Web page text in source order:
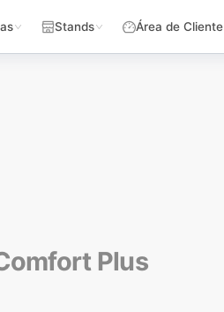
Stands Área de Cliente
Plus